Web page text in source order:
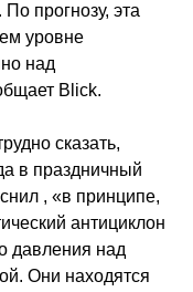
прогнозу, эта
уровне
над
Blick.
сказать,
в праздничный
, «в принципе,
антициклон
давления над
Они находятся